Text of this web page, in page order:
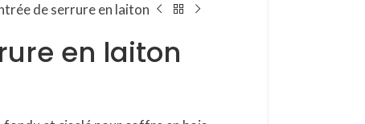
de serrure en laiton
en laiton